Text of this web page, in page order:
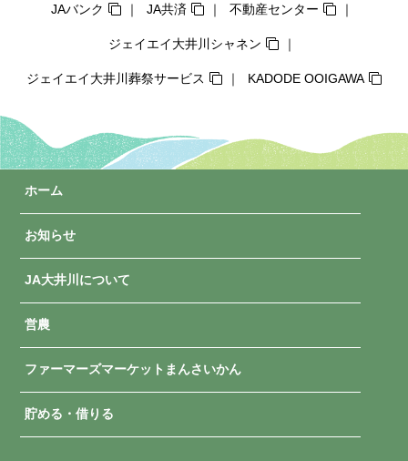
JAバンク JA共済 不動産センター
ジェイエイ大井川シャネン
ジェイエイ大井川葬祭サービス KADODE OOIGAWA
ホーム
お知らせ
JA大井川について
営農
ファーマーズマーケットまんさいかん
貯める・借りる